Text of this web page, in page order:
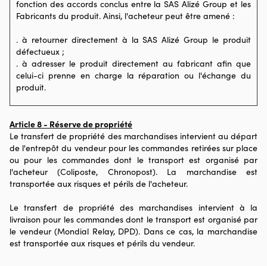
fonction des accords conclus entre la SAS Alizé Group et les
Fabricants du produit. Ainsi, l'acheteur peut être amené :
. à retourner directement à la SAS Alizé Group le produit
défectueux ;
. à adresser le produit directement au fabricant afin que
celui-ci prenne en charge la réparation ou l'échange du
produit.
Article 8 - Réserve de propriété
Le transfert de propriété des marchandises intervient au départ
de l'entrepôt du vendeur pour les commandes retirées sur place
ou pour les commandes dont le transport est organisé par
l'acheteur (Coliposte, Chronopost). La marchandise est
transportée aux risques et périls de l'acheteur.
Le transfert de propriété des marchandises intervient à la
livraison pour les commandes dont le transport est organisé par
le vendeur (Mondial Relay, DPD). Dans ce cas, la marchandise
est transportée aux risques et périls du vendeur.